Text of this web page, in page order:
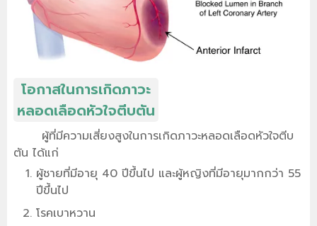
โอกาสในการเกิดภาวะ
หลอดเลือดหัวใจตีบตัน
ผู้ที่มีความเสี่ยงสูงในการเกิดภาวะหลอดเลือดหัวใจตีบ
ตัน ได้แก่
ผู้ชายที่มีอายุ 40 ปีขึ้นไป และผู้หญิงที่มีอายุมากกว่า 55
ปีขึ้นไป
โรคเบาหวาน